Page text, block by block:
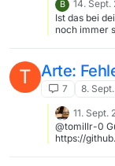
B
14. Sept.
Ist das bei
noch immer
T Arte:
7 8.
11. Sept.
@tomillr-0
https://